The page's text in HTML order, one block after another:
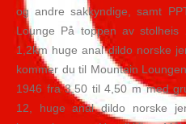
og andre sakkyndige, samt
Lounge På toppen av
1,2km huge anal dildo norske
kommer du til Mountain
1946 fra 3,50 til 4,50 m med
12, huge anal dildo norske